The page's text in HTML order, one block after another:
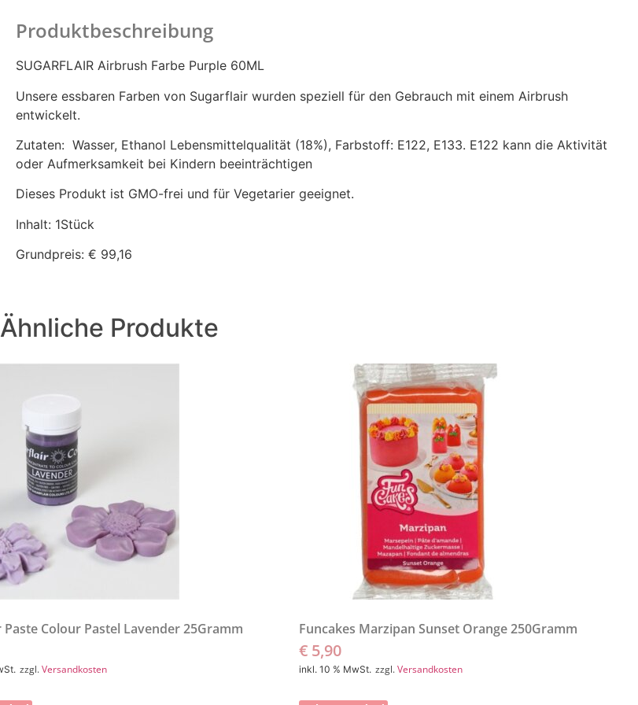
Produktbeschreibung
SUGARFLAIR Airbrush Farbe Purple 60ML
Unsere essbaren Farben von Sugarflair wurden speziell für den Gebrauch mit einem Airbrush
entwickelt.
Zutaten: Wasser, Ethanol Lebensmittelqualität (18%), Farbstoff: E122, E133. E122 kann die Aktivität
oder Aufmerksamkeit bei Kindern beeinträchtigen
Dieses Produkt ist GMO-frei und für Vegetarier geeignet.
Inhalt: 1Stück
Grundpreis: € 99,16
Ähnliche Produkte
Colour Pastel Lavender 25Gramm
zzgl.Versandkosten
Funcakes Marzipan Sunset Orange 250Gramm
€5,90
inkl. 10 % MwSt. zzgl.Versandkosten